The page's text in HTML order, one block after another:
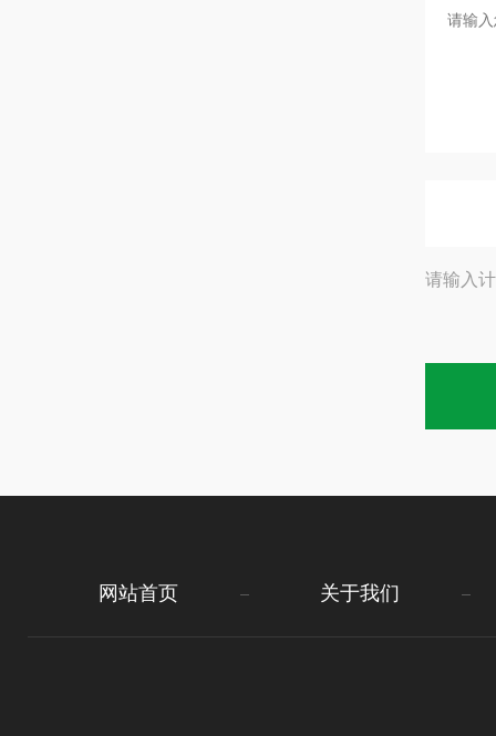
请输入
网站首页 关于我们